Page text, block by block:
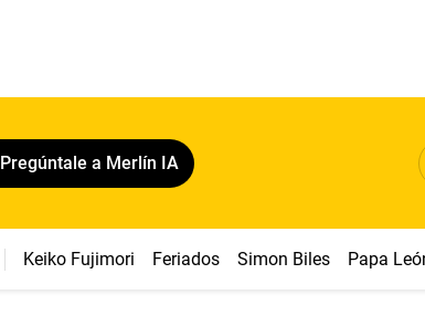
Pregúntale a Merlín IA
Keiko Fujimori Feriados Simon Biles Papa